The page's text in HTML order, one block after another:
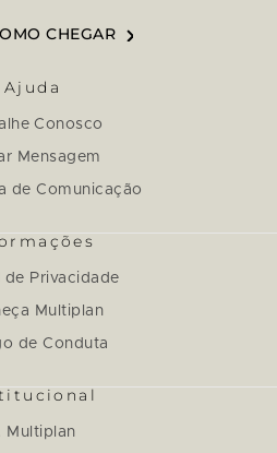
CHEGAR
Ajuda
Conosco
Mensagem
de Comunicação
de Privacidade
Multiplan
de Conduta
Multiplan